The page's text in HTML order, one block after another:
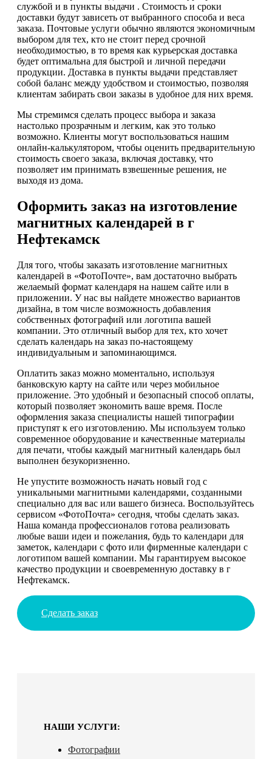
службой и в пункты выдачи . Стоимость и сроки
доставки будут зависеть от выбранного способа и веса
заказа. Почтовые услуги обычно являются экономичным
выбором для тех, кто не стоит перед срочной
необходимостью, в то время как курьерская доставка
будет оптимальна для быстрой и личной передачи
продукции. Доставка в пункты выдачи представляет
собой баланс между удобством и стоимостью, позволяя
клиентам забирать свои заказы в удобное для них время.
Мы стремимся сделать процесс выбора и заказа
настолько прозрачным и легким, как это только
возможно. Клиенты могут воспользоваться нашим
онлайн-калькулятором, чтобы оценить предварительную
стоимость своего заказа, включая доставку, что
позволяет им принимать взвешенные решения, не
выходя из дома.
Оформить заказ на изготовление
магнитных календарей в г
Нефтекамск
Для того, чтобы заказать изготовление магнитных
календарей в «ФотоПочте», вам достаточно выбрать
желаемый формат календаря на нашем сайте или в
приложении. У нас вы найдете множество вариантов
дизайна, в том числе возможность добавления
собственных фотографий или логотипа вашей
компании. Это отличный выбор для тех, кто хочет
сделать календарь на заказ по-настоящему
индивидуальным и запоминающимся.
Оплатить заказ можно моментально, используя
банковскую карту на сайте или через мобильное
приложение. Это удобный и безопасный способ оплаты,
который позволяет экономить ваше время. После
оформления заказа специалисты нашей типографии
приступят к его изготовлению. Мы используем только
современное оборудование и качественные материалы
для печати, чтобы каждый магнитный календарь был
выполнен безукоризненно.
Не упустите возможность начать новый год с
уникальными магнитными календарями, созданными
специально для вас или вашего бизнеса. Воспользуйтесь
сервисом «ФотоПочта» сегодня, чтобы сделать заказ.
Наша команда профессионалов готова реализовать
любые ваши идеи и пожелания, будь то календари для
заметок, календари с фото или фирменные календари с
логотипом вашей компании. Мы гарантируем высокое
качество продукции и своевременную доставку в г
Нефтекамск.
Сделать заказ
НАШИ УСЛУГИ:
Фотографии